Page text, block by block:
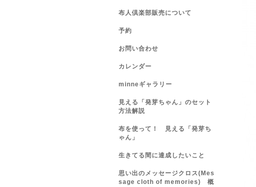
布人倶楽部販売について
予約
お問い合わせ
カレンダー
minneギャラリー
見える「発芽ちゃん」のセット
方法解説
布を使って！ 見える「発芽ち
ゃん」
生きてる間に達成したいこと
思い出のメッセージクロス(Mes
sage cloth of memories) 概